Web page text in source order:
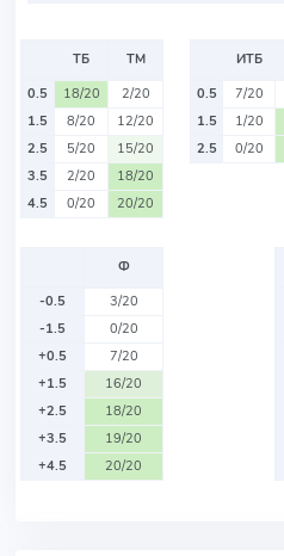
ТБ
ТМ
0.5
18/20
2/20
1.5
8/20
12/20
2.5
5/20
15/20
3.5
2/20
18/20
4.5
0/20 20/20
ИТБ
0.5
7/20
1.5
1/20
2.5
0/20
Ф
-0.5
3/20
-1.5
0/20
+0.5
7/20
+1.5
16/20
+2.5
18/20
+3.5
19/20
+4.5
20/20